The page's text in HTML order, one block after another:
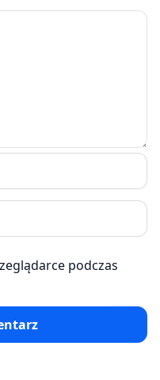
podczas